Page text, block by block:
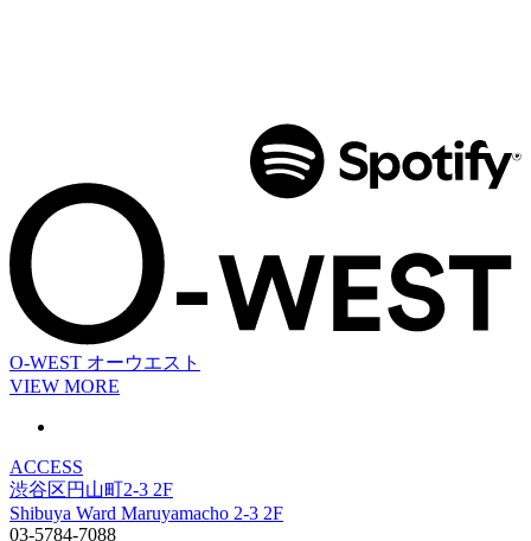
O-WEST オーウエスト
VIEW MORE
ACCESS
渋谷区円山町2-3 2F
Shibuya Ward Maruyamacho 2-3 2F
03-5784-7088